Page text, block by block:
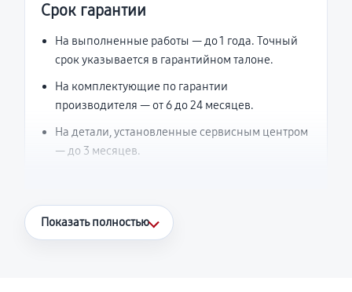
Срок гарантии
На выполненные работы — до 1 года. Точный
срок указывается в гарантийном талоне.
На комплектующие по гарантии
производителя — от 6 до 24 месяцев.
На детали, установленные сервисным центром
— до 3 месяцев.
Что считается гарантийным случаем
Показать полностью